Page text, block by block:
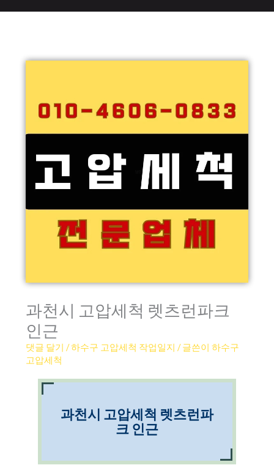
과천시 고압세척 렛츠런파크
인근
댓글 달기 /하수구 고압세척 작업일지 / 글쓴이하수구
고압세척
과천시 고압세척 렛츠런파
크 인근